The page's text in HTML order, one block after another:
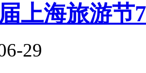
上海旅游节
29